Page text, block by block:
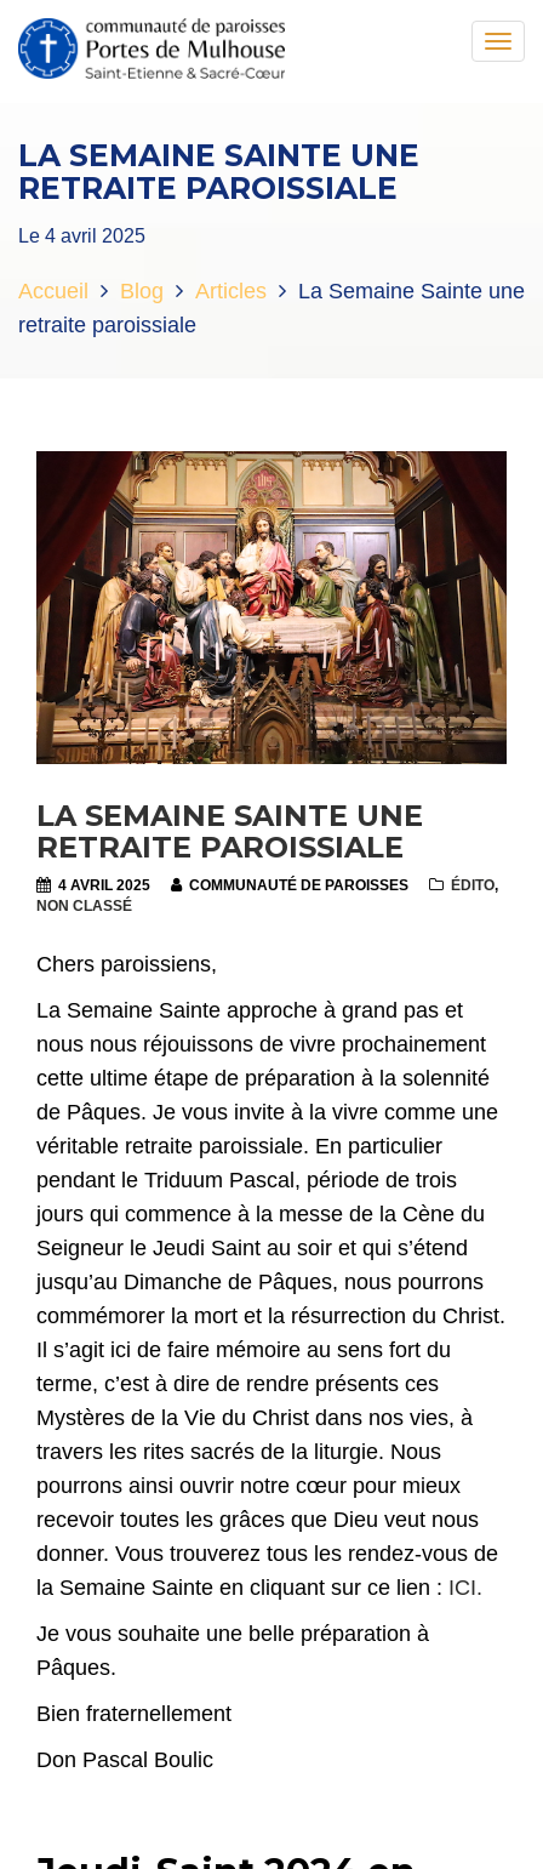
LA SEMAINE SAINTE UNE
RETRAITE PAROISSIALE
Le 4 avril 2025
Accueil Blog Articles
La Semaine Sainte une
retraite paroissiale
LA SEMAINE SAINTE UNE
RETRAITE PAROISSIALE
4 AVRIL 2025 COMMUNAUTÉ DE PAROISSES ÉDITO,
NON CLASSÉ
Chers paroissiens,
La Semaine Sainte approche à grand pas et
nous nous réjouissons de vivre prochainement
cette ultime étape de préparation à la solennité
de Pâques. Je vous invite à la vivre comme une
véritable retraite paroissiale. En particulier
pendant le Triduum Pascal, période de trois
jours qui commence à la messe de la Cène du
Seigneur le Jeudi Saint au soir et qui s’étend
jusqu’au Dimanche de Pâques, nous pourrons
commémorer la mort et la résurrection du Christ.
Il s’agit ici de faire mémoire au sens fort du
terme, c’est à dire de rendre présents ces
Mystères de la Vie du Christ dans nos vies, à
travers les rites sacrés de la liturgie. Nous
pourrons ainsi ouvrir notre cœur pour mieux
recevoir toutes les grâces que Dieu veut nous
donner. Vous trouverez tous les rendez-vous de
la Semaine Sainte en cliquant sur ce lien : ICI.
Je vous souhaite une belle préparation à
Pâques.
Bien fraternellement
Don Pascal Boulic